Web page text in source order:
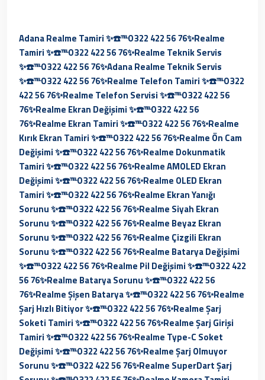
Adana Realme Tamiri ✨☎️℡0 322 422 56 76✨Realme
Tamiri ✨☎️℡0 322 422 56 76✨Realme Teknik Servis
✨☎️℡0 322 422 56 76✨Adana Realme Teknik Servis
✨☎️℡0 322 422 56 76✨Realme Telefon Tamiri ✨☎️℡0 322
422 56 76✨Realme Telefon Servisi ✨☎️℡0 322 422 56
76✨Realme Ekran Değişimi ✨☎️℡0 322 422 56
76✨Realme Ekran Tamiri ✨☎️℡0 322 422 56 76✨Realme
Kırık Ekran Tamiri ✨☎️℡0 322 422 56 76✨Realme Ön Cam
Değişimi ✨☎️℡0 322 422 56 76✨Realme Dokunmatik
Tamiri ✨☎️℡0 322 422 56 76✨Realme AMOLED Ekran
Değişimi ✨☎️℡0 322 422 56 76✨Realme OLED Ekran
Tamiri ✨☎️℡0 322 422 56 76✨Realme Ekran Yanığı
Sorunu ✨☎️℡0 322 422 56 76✨Realme Siyah Ekran
Sorunu ✨☎️℡0 322 422 56 76✨Realme Beyaz Ekran
Sorunu ✨☎️℡0 322 422 56 76✨Realme Çizgili Ekran
Sorunu ✨☎️℡0 322 422 56 76✨Realme Batarya Değişimi
✨☎️℡0 322 422 56 76✨Realme Pil Değişimi ✨☎️℡0 322 422
56 76✨Realme Batarya Sorunu ✨☎️℡0 322 422 56
76✨Realme Şişen Batarya ✨☎️℡0 322 422 56 76✨Realme
Şarj Hızlı Bitiyor ✨☎️℡0 322 422 56 76✨Realme Şarj
Soketi Tamiri ✨☎️℡0 322 422 56 76✨Realme Şarj Girişi
Tamiri ✨☎️℡0 322 422 56 76✨Realme Type-C Soket
Değişimi ✨☎️℡0 322 422 56 76✨Realme Şarj Olmuyor
Sorunu ✨☎️℡0 322 422 56 76✨Realme SuperDart Şarj